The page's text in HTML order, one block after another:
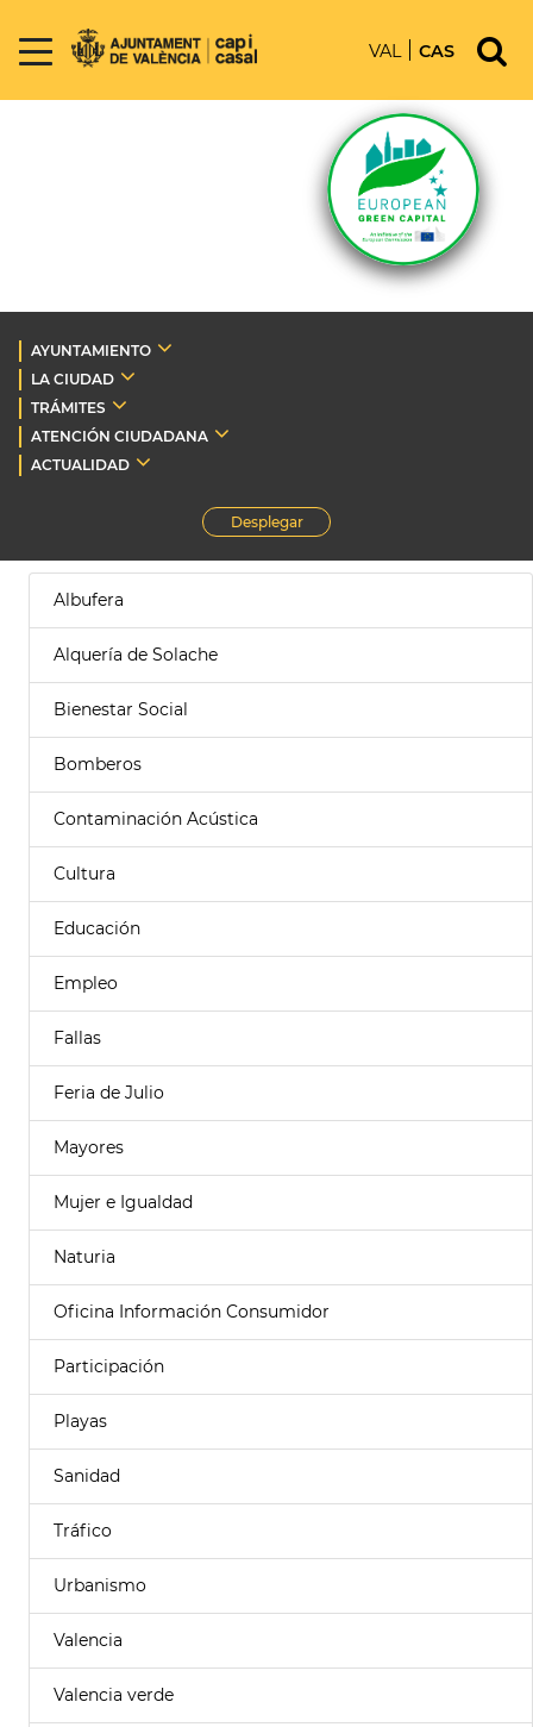
VAL CAS
AYUNTAMIENTO
LA CIUDAD
TRÁMITES
ATENCIÓN CIUDADANA
ACTUALIDAD
Desplegar
Albufera
Alquería de Solache
Bienestar Social
Bomberos
Contaminación Acústica
Cultura
Educación
Empleo
Fallas
Feria de Julio
Mayores
Mujer e Igualdad
Naturia
Oficina Información Consumidor
Participación
Playas
Sanidad
Tráfico
Urbanismo
Valencia
Valencia verde